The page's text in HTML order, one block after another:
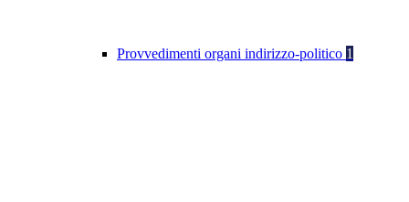
Provvedimenti organi indirizzo-politico 1